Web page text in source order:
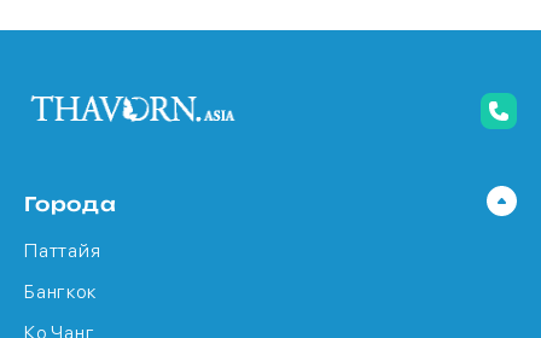
Города
Паттайя
Бангкок
Ко Чанг